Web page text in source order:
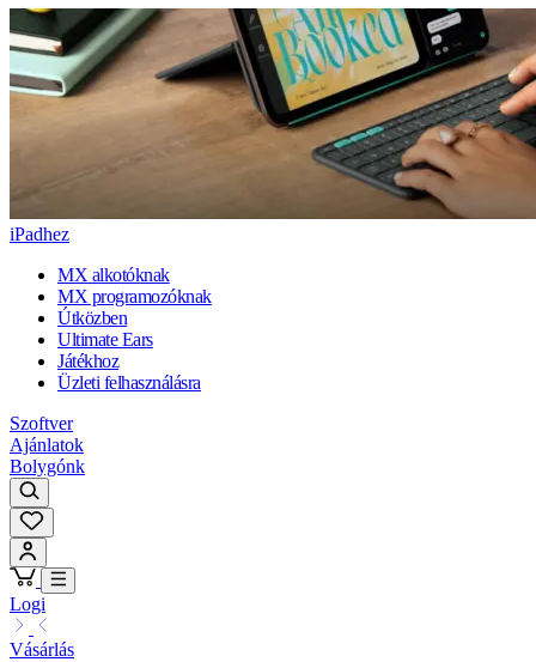
iPadhez
MX alkotóknak
MX programozóknak
Útközben
Ultimate Ears
Játékhoz
Üzleti felhasználásra
Szoftver
Ajánlatok
Bolygónk
Logi
Vásárlás